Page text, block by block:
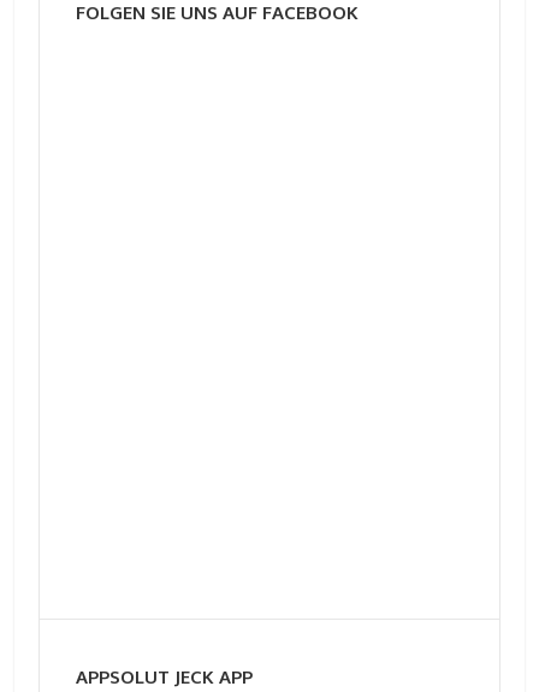
FOLGEN SIE UNS AUF FACEBOOK
APPSOLUT JECK APP